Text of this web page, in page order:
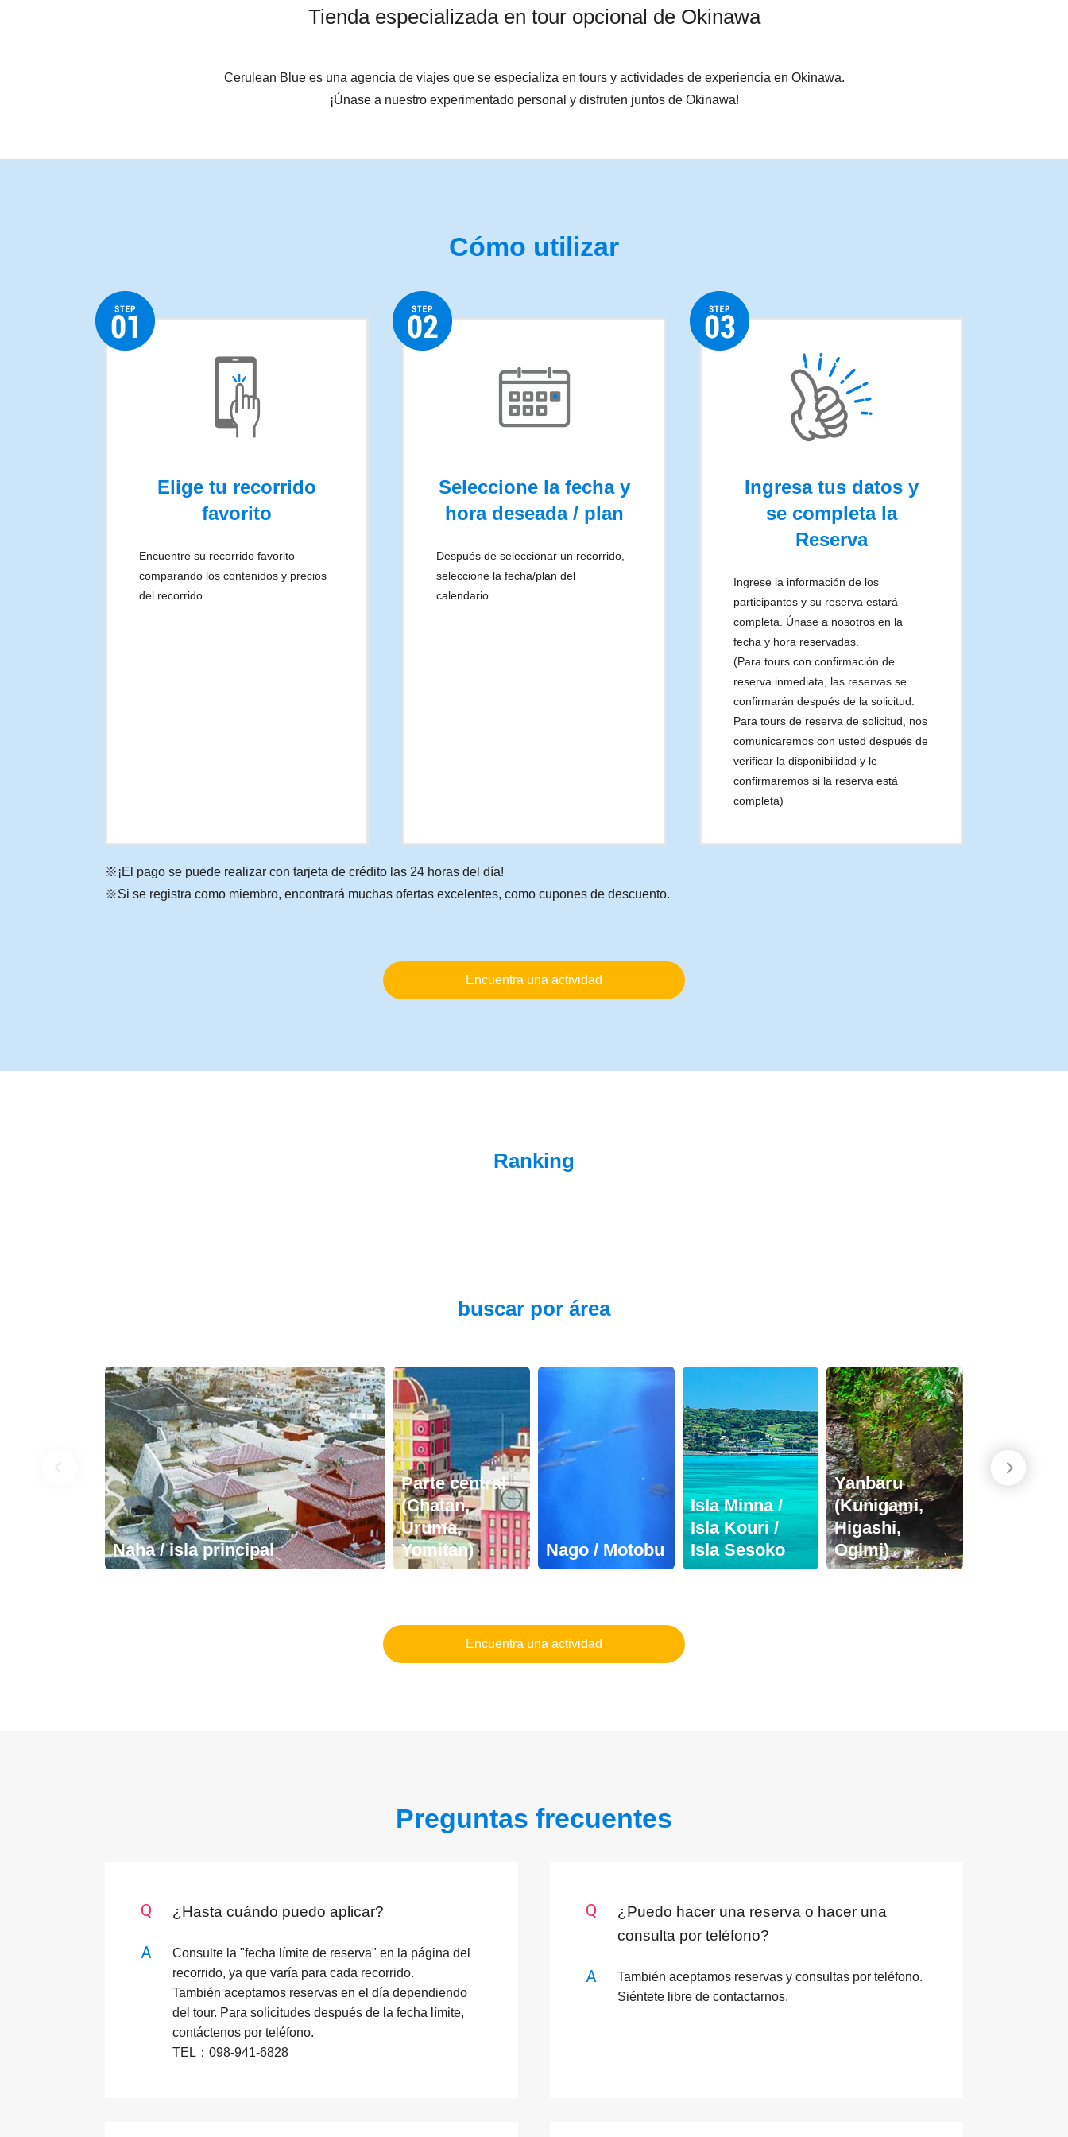
Tienda especializada en tour opcional de Okinawa
Cerulean Blue es una agencia de viajes que se especializa en tours y actividades de experiencia en Okinawa.
¡Únase a nuestro experimentado personal y disfruten juntos de Okinawa!
Cómo utilizar
Elige tu recorrido
favorito
Encuentre su recorrido favorito
comparando los contenidos y precios
del recorrido.
Seleccione la fecha y
hora deseada / plan
Después de seleccionar un recorrido,
seleccione la fecha/plan del
calendario.
Ingresa tus datos y
se completa la
Reserva
Ingrese la información de los
participantes y su reserva estará
completa. Únase a nosotros en la
fecha y hora reservadas.
(Para tours con confirmación de
reserva inmediata, las reservas se
confirmarán después de la solicitud.
Para tours de reserva de solicitud, nos
comunicaremos con usted después de
verificar la disponibilidad y le
confirmaremos si la reserva está
completa)
¡El pago se puede realizar con tarjeta de crédito las 24 horas del día!
Si se registra como miembro, encontrará muchas ofertas excelentes, como cupones de descuento.
Encuentra una actividad
Ranking
buscar por área
Naha / isla principal
Parte central
(Chatan,
Uruma,
Yomitan)
Nago / Motobu
Isla Minna /
Isla Kouri /
Isla Sesoko
Yanbaru
(Kunigami,
Higashi,
Ogimi)
Encuentra una actividad
Preguntas frecuentes
¿Hasta cuándo puedo aplicar?
Consulte la "fecha límite de reserva" en la página del
recorrido, ya que varía para cada recorrido.
También aceptamos reservas en el día dependiendo
del tour. Para solicitudes después de la fecha límite,
contáctenos por teléfono.
TEL：098-941-6828
¿Puedo hacer una reserva o hacer una
consulta por teléfono?
También aceptamos reservas y consultas por teléfono.
Siéntete libre de contactarnos.